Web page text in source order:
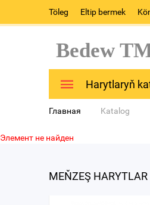
Töleg Eltip bermek
Bedew
Harytlaryň
Главная Katalog
Элемент не найден
MEŇZEŞ HARYTLAR